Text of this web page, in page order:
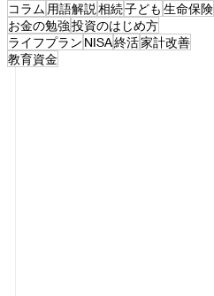
コラム 用語解説 相続子ども 生命保険
お金の勉強投資のはじめ方
ライフプラン NISA終活家計改善
教育資金